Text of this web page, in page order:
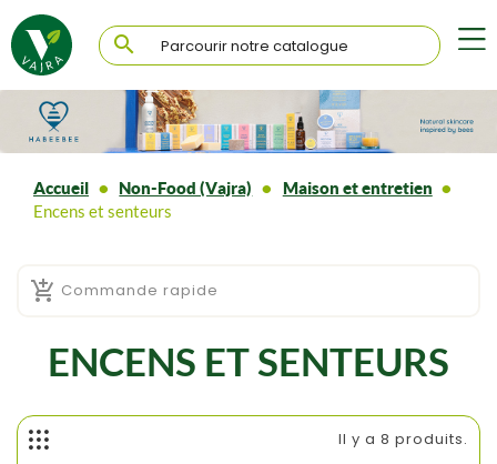

Accueil Non-Food (Vajra)
Maison et entretien
Encens et senteurs
ENCENS ET SENTEURS
Il y a 8 produits.
 Commande rapide